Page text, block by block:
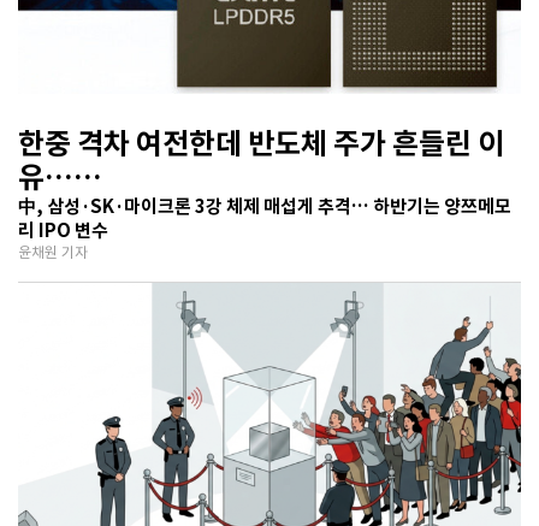
한중 격차 여전한데 반도체 주가 흔들린 이
유…
기술보다 무서운 ‘과점 균열’ 공포
中, 삼성·SK·마이크론 3강 체제 매섭게 추격… 하반기는 양쯔메모
리 IPO 변수
윤채원 기자